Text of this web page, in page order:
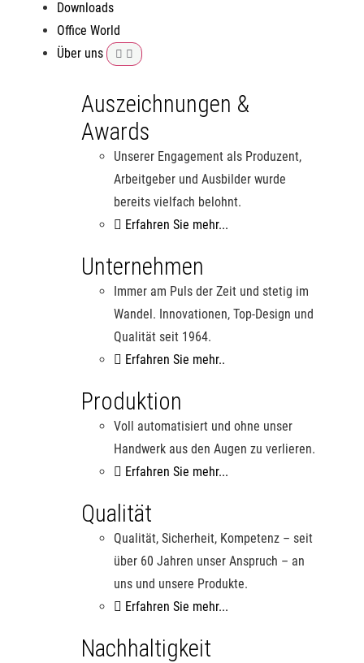
Downloads
Office World
Über uns
Auszeichnungen &
Awards
Unserer Engagement als Produzent,
Arbeitgeber und Ausbilder wurde
bereits vielfach belohnt.
Erfahren Sie mehr...
Unternehmen
Immer am Puls der Zeit und stetig im
Wandel. Innovationen, Top-Design und
Qualität seit 1964.
Erfahren Sie mehr..
Produktion
Voll automatisiert und ohne unser
Handwerk aus den Augen zu verlieren.
Erfahren Sie mehr...
Qualität
Qualität, Sicherheit, Kompetenz – seit
über 60 Jahren unser Anspruch – an
uns und unsere Produkte.
Erfahren Sie mehr...
Nachhaltigkeit